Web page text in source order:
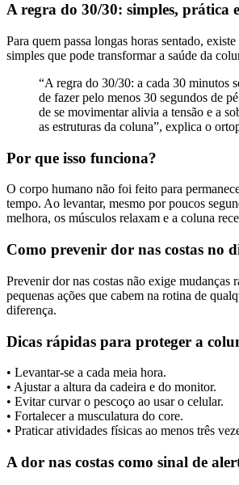
A regra do 30/30: simples, prática
Para quem passa longas horas sentado,
simples que pode transformar a saúde da
“A regra do 30/30: a cada 30 minutos
de fazer pelo menos 30 segundos de
de se movimentar alivia a tensão e a
as estruturas da coluna”, explica o
Por que isso funciona?
O corpo humano não foi feito para
tempo. Ao levantar, mesmo por poucos
melhora, os músculos relaxam e a coluna
Como prevenir dor nas costas no
Prevenir dor nas costas não exige mudanças
pequenas ações que cabem na rotina de
diferença.
Dicas rápidas para proteger a
• Levantar-se a cada meia hora.
• Ajustar a altura da cadeira e do monitor.
• Evitar curvar o pescoço ao usar o celular.
• Fortalecer a musculatura do core.
• Praticar atividades físicas ao menos três
A dor nas costas como sinal de